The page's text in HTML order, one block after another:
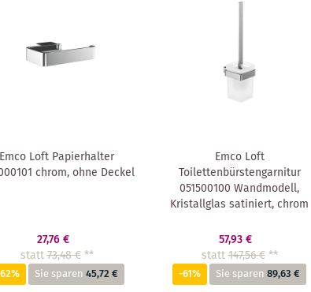
Emco Loft Papierhalter
chrom, ohne Deckel
27,76 €
statt73,48 € **
Sie sparen45,72 €
Emco Loft
Toilettenbürstengarnitur
051500100 Wandmodell,
Kristallglas satiniert, chrom
57,93 €
statt147,56 € **
-61% Sie sparen89,63 €